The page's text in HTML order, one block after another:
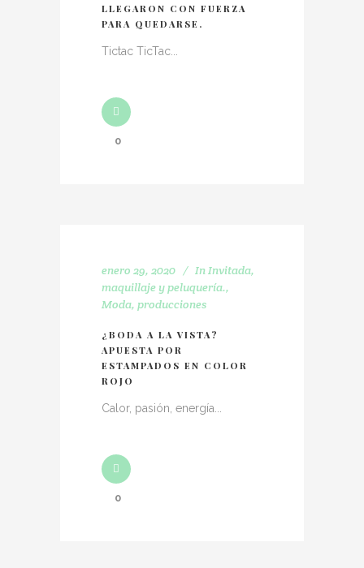
LLEGARON CON FUERZA
PARA QUEDARSE.
Tictac TicTac...
0
enero 29, 2020 InInvitada,
maquillaje y peluquería.,
Moda, producciones
¿BODA A LA VISTA?
APUESTA POR
ESTAMPADOS EN COLOR
ROJO
Calor, pasión, energía...
0